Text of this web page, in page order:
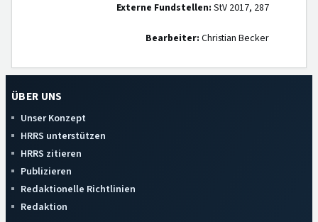
Externe Fundstellen: StV 2017, 287
Bearbeiter: Christian Becker
ÜBER UNS
Unser Konzept
HRRS unterstützen
HRRS zitieren
Publizieren
Redaktionelle Richtlinien
Redaktion